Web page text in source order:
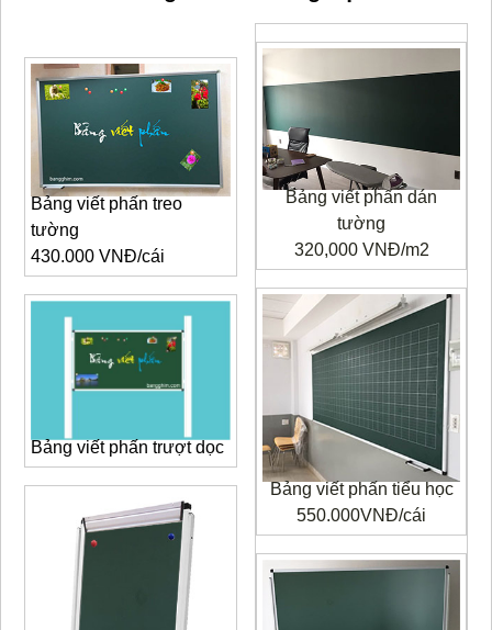
Bảng viết phấn treo
tường
430.000 VNĐ/cái
Bảng viết phấn trượt dọc
Bảng viết phấn dán
tường
320,000 VNĐ/m2
Bảng viết phấn tiểu học
550.000VNĐ/cái